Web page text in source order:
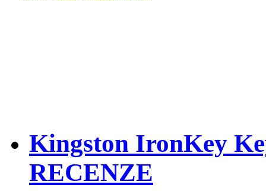
Kingston IronKey
RECENZE